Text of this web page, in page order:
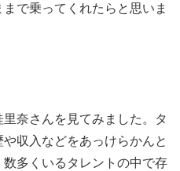
で乗ってくれたらと思いま
奈さんを見てみました。タ
収入などをあっけらかんと
多くいるタレントの中で存